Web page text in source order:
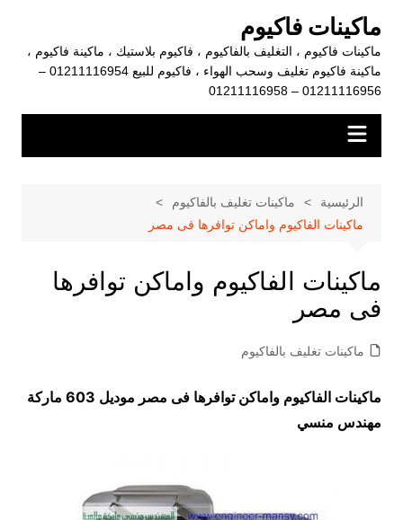
المحتوى
ماكينات فاكيوم
ماكينات فاكيوم ، التغليف بالفاكيوم ، فاكيوم بلاستيك ، ماكينة فاكيوم ،
ماكينة فاكيوم تغليف وسحب الهواء ، فاكيوم للبيع 01211116954 –
01211116956 – 01211116958
الرئيسية
ماكينات تغليف بالفاكيوم
ماكينات الفاكيوم واماكن توافرها فى مصر
ماكينات الفاكيوم واماكن توافرها
فى مصر
ماكينات تغليف بالفاكيوم
ماكينات الفاكيوم واماكن توافرها فى مصر موديل 603 ماركة
مهندس منسي